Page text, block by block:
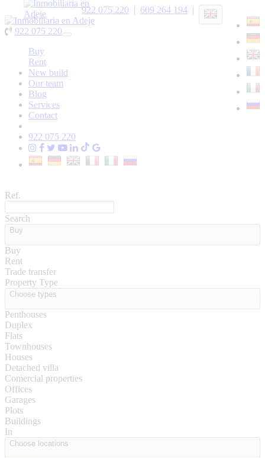
609 264 194 |
922 075 220 |
922 075 220
Toggle
Buy
Rent
New build
Our team
Blog
Services
Contact
922 075 220
Ref.
Search
Buy
Buy
Rent
Trade transfer
Property Type
Choose types
Penthouses
Duplex
Flats
Townhouses
Houses
Detached villa
Comercial properties
Offices
Garages
Plots
Buildings
In
Choose locations